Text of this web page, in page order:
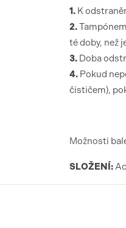
1. K
2.
té doby, než
3. Doba
4. Pokud
čističem),
Možnosti
SLOŽENÍ: